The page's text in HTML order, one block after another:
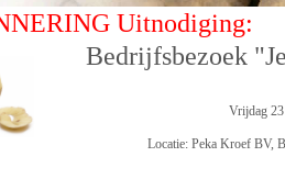
Uitnodiging:
Bedrijfsbezoek
Vrijdag
Locatie: Peka Kroef BV,